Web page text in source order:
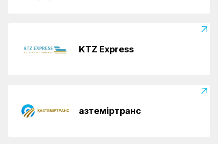
KTZ Express
Қазтеміртранс